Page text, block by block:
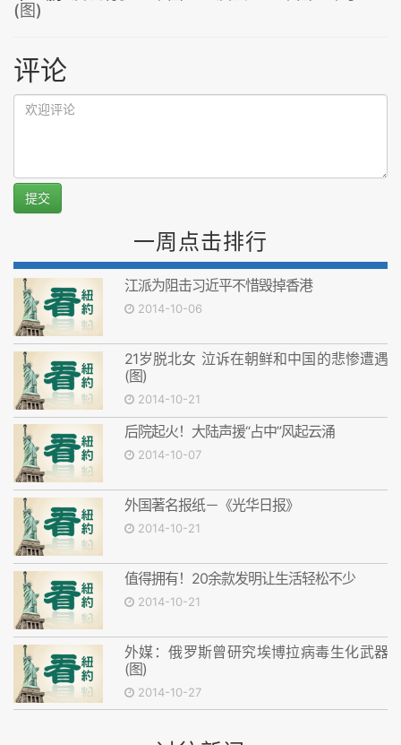
(图)
评论
提交
一周点击排行
江派为阻击习近平不惜毁掉香港
2014-10-06
21岁脱北女 泣诉在朝鲜和中国的悲惨遭遇
(图)
2014-10-21
后院起火！大陆声援“占中”风起云涌
2014-10-07
外国著名报纸－《光华日报》
2014-10-21
值得拥有！20余款发明让生活轻松不少
2014-10-21
外媒：俄罗斯曾研究埃博拉病毒生化武器
(图)
2014-10-27